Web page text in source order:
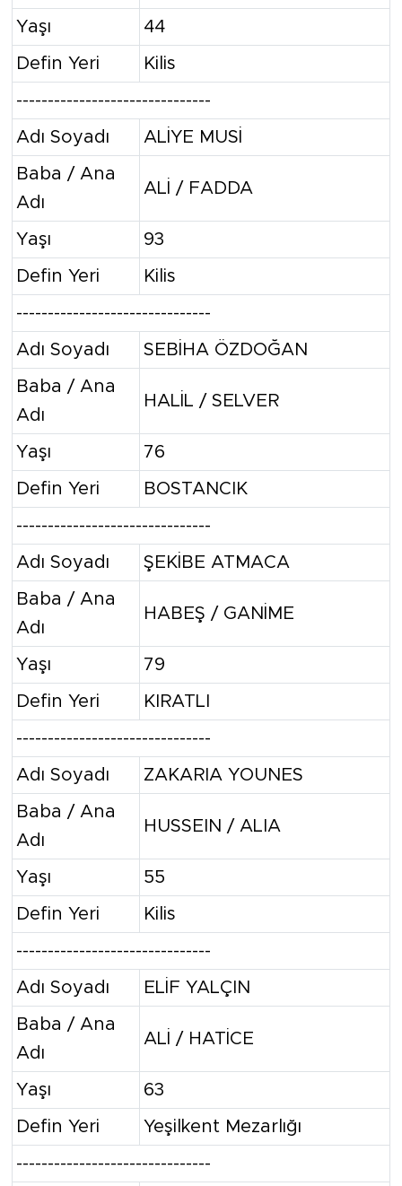
Yaşı 44
Defin Yeri Kilis
-------------------------------
Adı Soyadı ALİYE MUSİ
Baba / Ana
Adı
ALİ / FADDA
Yaşı 93
Defin Yeri Kilis
-------------------------------
Adı Soyadı SEBİHA ÖZDOĞAN
Baba / Ana
Adı
HALİL / SELVER
Yaşı 76
Defin Yeri BOSTANCIK
-------------------------------
Adı Soyadı ŞEKİBE ATMACA
Baba / Ana
Adı
HABEŞ / GANİME
Yaşı 79
Defin Yeri KIRATLI
-------------------------------
Adı Soyadı ZAKARIA YOUNES
Baba / Ana
Adı
HUSSEIN / ALIA
Yaşı 55
Defin Yeri Kilis
-------------------------------
Adı Soyadı ELİF YALÇIN
Baba / Ana
Adı
ALİ / HATİCE
Yaşı 63
Defin Yeri Yeşilkent Mezarlığı
-------------------------------